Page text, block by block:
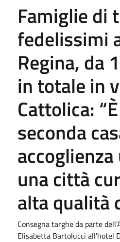
Famiglie di
fedelissimi
Regina, da
in totale in
Cattolica:
seconda
una città
alta qualità
Consegna targhe da parte
Elisabetta Bartolucci all'hotel